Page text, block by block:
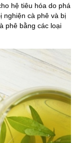
hệ tiêu hóa do phá
nghiện cà phê và bị
phê bằng các loại